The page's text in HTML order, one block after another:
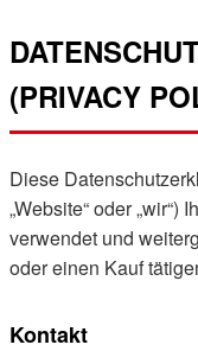
(PRIVACY
Diese
„Website“ oder
verwendet und
oder einen Kauf
Kontakt